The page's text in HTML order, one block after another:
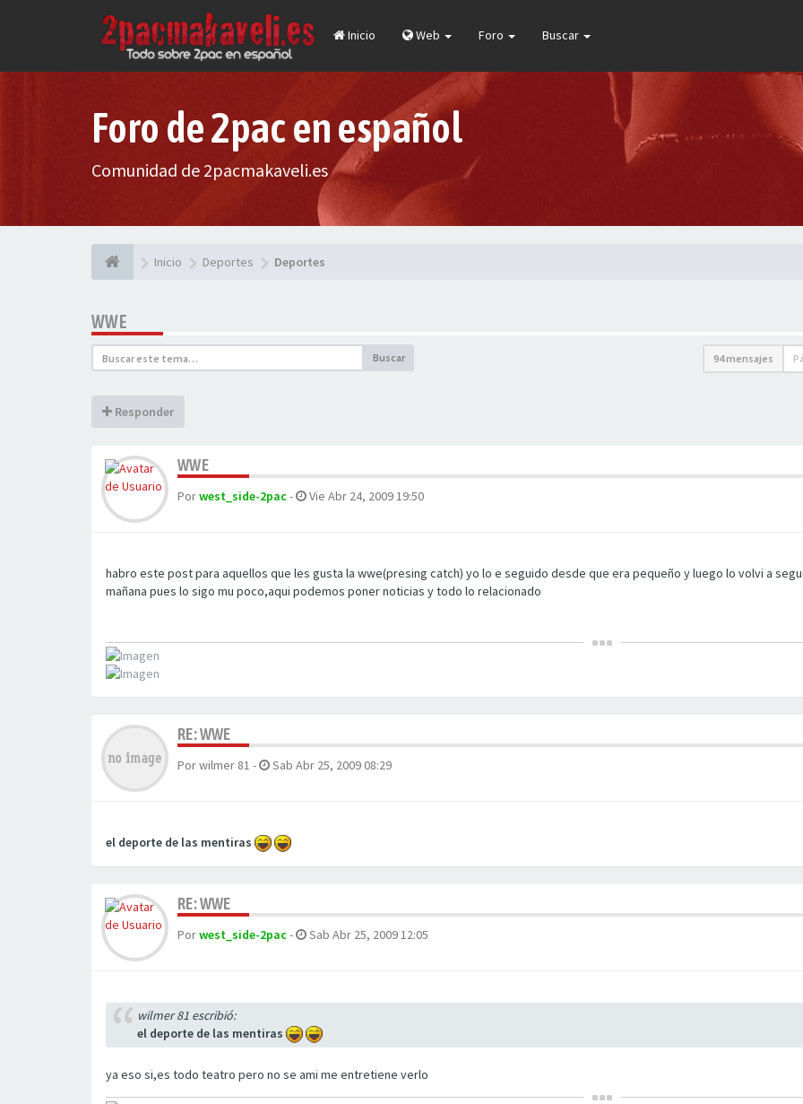
Inicio Web Foro Buscar
Foro de 2pac en español
Comunidad de 2pacmakaveli.es
Inicio Deportes Deportes
WWE
Buscar 94 mensajes
Responder
WWE
Porwest_side-2pac- Vie Abr 24, 2009 19:50
habro este post para aquellos que les gusta la wwe(presing catch) yo lo e seguido desde que era pequeño y luego lo volvi a
mañana pues lo sigo mu poco,aqui podemos poner noticias y todo lo relacionado
RE: WWE
Porwilmer 81 - Sab Abr 25, 2009 08:29
el deporte de las mentiras
RE: WWE
Porwest_side-2pac- Sab Abr 25, 2009 12:05
wilmer 81 escribió:
el deporte de las mentiras
ya eso si,es todo teatro pero no se ami me entretiene verlo